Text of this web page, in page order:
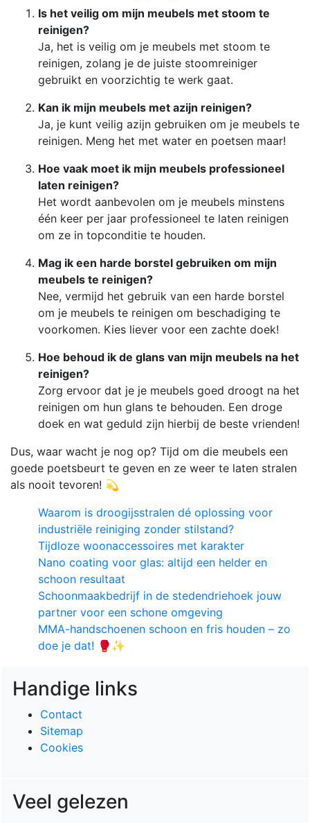
Is het veilig om mijn meubels met stoom te
reinigen?
Ja, het is veilig om je meubels met stoom te
reinigen, zolang je de juiste stoomreiniger
gebruikt en voorzichtig te werk gaat.
Kan ik mijn meubels met azijn reinigen?
Ja, je kunt veilig azijn gebruiken om je meubels te
reinigen. Meng het met water en poetsen maar!
Hoe vaak moet ik mijn meubels professioneel
laten reinigen?
Het wordt aanbevolen om je meubels minstens
één keer per jaar professioneel te laten reinigen
om ze in topconditie te houden.
Mag ik een harde borstel gebruiken om mijn
meubels te reinigen?
Nee, vermijd het gebruik van een harde borstel
om je meubels te reinigen om beschadiging te
voorkomen. Kies liever voor een zachte doek!
Hoe behoud ik de glans van mijn meubels na het
reinigen?
Zorg ervoor dat je je meubels goed droogt na het
reinigen om hun glans te behouden. Een droge
doek en wat geduld zijn hierbij de beste vrienden!
Dus, waar wacht je nog op? Tijd om die meubels een
goede poetsbeurt te geven en ze weer te laten stralen
als nooit tevoren! 💫
Waarom is droogijsstralen dé oplossing voor
industriële reiniging zonder stilstand?
Tijdloze woonaccessoires met karakter
Nano coating voor glas: altijd een helder en
schoon resultaat
Schoonmaakbedrijf in de stedendriehoek jouw
partner voor een schone omgeving
MMA-handschoenen schoon en fris houden – zo
doe je dat! 🥊✨
Handige links
Contact
Sitemap
Cookies
Veel gelezen